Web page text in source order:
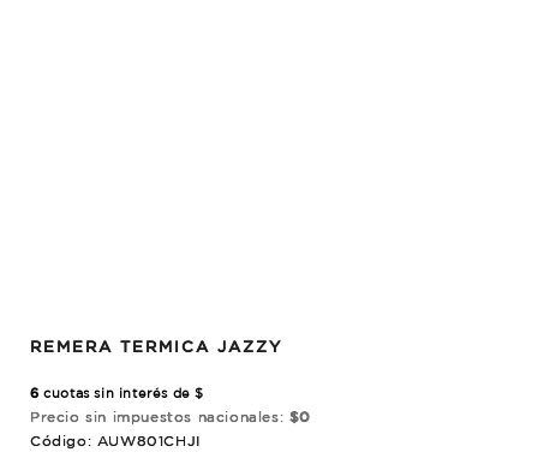
REMERA TERMICA JAZZY
6 cuotas sin interés de $
Precio sin impuestos nacionales: $0
Código: AUW801CHJI